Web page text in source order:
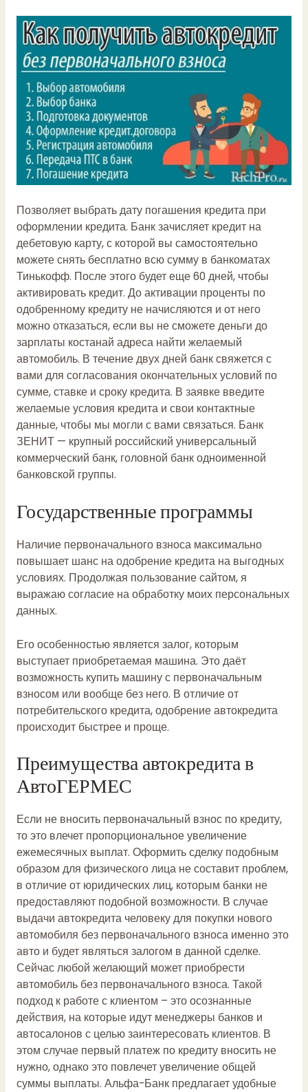
Позволяет выбрать дату погашения кредита при
оформлении кредита. Банк зачисляет кредит на
дебетовую карту, с которой вы самостоятельно
можете снять бесплатно всю сумму в банкоматах
Тинькофф. После этого будет еще 60 дней, чтобы
активировать кредит. До активации проценты по
одобренному кредиту не начисляются и от него
можно отказаться, если вы не сможетеденьги до
зарплаты костанай адресанайти желаемый
автомобиль. В течение двух дней банк свяжется с
вами для согласования окончательных условий по
сумме, ставке и сроку кредита. В заявке введите
желаемые условия кредита и свои контактные
данные, чтобы мы могли с вами связаться. Банк
ЗЕНИТ — крупный российский универсальный
коммерческий банк, головной банк одноименной
банковской группы.
Государственные программы
Наличие первоначального взноса максимально
повышает шанс на одобрение кредита на выгодных
условиях. Продолжая пользование сайтом, я
выражаю согласие на обработку моих персональных
данных.
Его особенностью является залог, которым
выступает приобретаемая машина. Это даёт
возможность купить машину с первоначальным
взносом или вообще без него. В отличие от
потребительского кредита, одобрение автокредита
происходит быстрее и проще.
Преимущества автокредита в
АвтоГЕРМЕС
Если не вносить первоначальный взнос по кредиту,
то это влечет пропорциональное увеличение
ежемесячных выплат. Оформить сделку подобным
образом для физического лица не составит проблем,
в отличие от юридических лиц, которым банки не
предоставляют подобной возможности. В случае
выдачи автокредита человеку для покупки нового
автомобиля без первоначального взноса именно это
авто и будет являться залогом в данной сделке.
Сейчас любой желающий может приобрести
автомобиль без первоначального взноса. Такой
подход к работе с клиентом – это осознанные
действия, на которые идут менеджеры банков и
автосалонов с целью заинтересовать клиентов. В
этом случае первый платеж по кредиту вносить не
нужно, однако это повлечет увеличение общей
суммы выплаты. Альфа-Банк предлагает удобные